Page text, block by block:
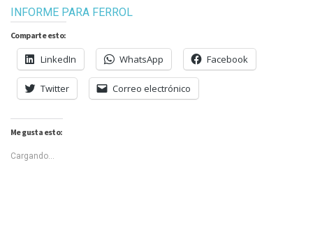
INFORME PARA FERROL
Comparte esto:
LinkedIn WhatsApp Facebook
Twitter Correo electrónico
Me gusta esto:
Cargando...